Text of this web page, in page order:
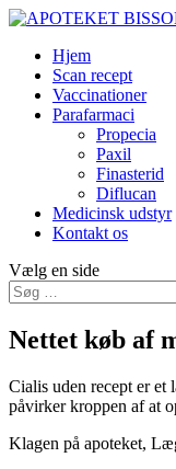
Hjem
Scan recept
Vaccinationer
Parafarmaci
Propecia
Paxil
Finasterid
Diflucan
Medicinsk udstyr
Kontakt os
Vælg en side
Nettet køb af
Cialis uden recept er
påvirker kroppen af at
Klagen på apoteket,